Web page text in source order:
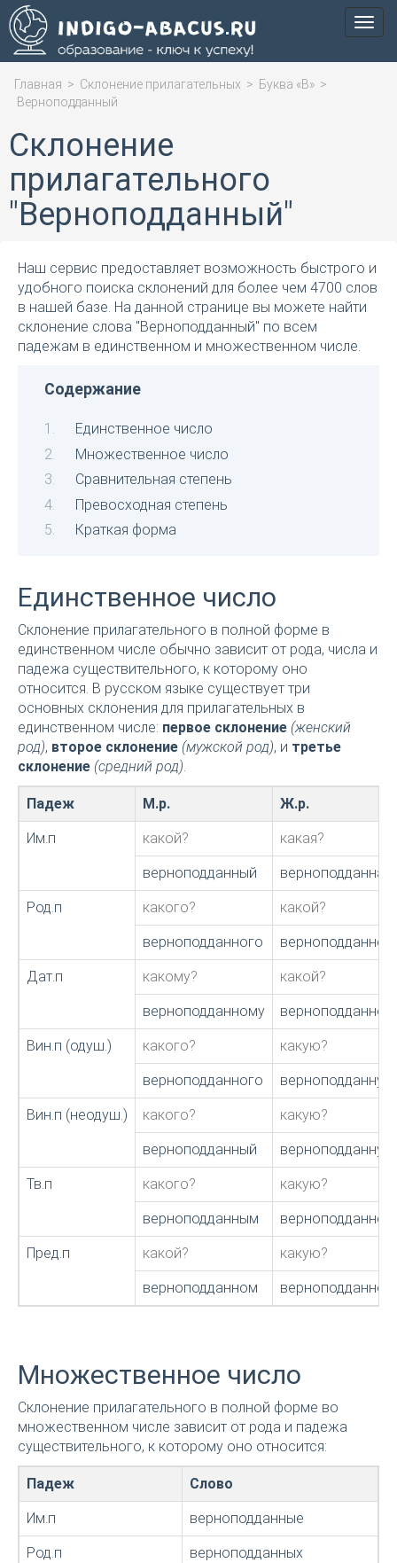
Меню
Главная > Склонение прилагательных > Буква «В» >
Верноподданный
Склонение
прилагательного
"Верноподданный"
Наш сервис предоставляет возможность быстрого и
удобного поиска склонений для более чем 4700 слов
в нашей базе. На данной странице вы можете найти
склонение слова "Верноподданный" по всем
падежам в единственном и множественном числе.
Содержание
Единственное число
Множественное число
Сравнительная степень
Превосходная степень
Краткая форма
Единственное число
Склонение прилагательного в полной форме в
единственном числе обычно зависит от рода, числа и
падежа существительного, к которому оно
относится. В русском языке существует три
основных склонения для прилагательных в
единственном числе: первое склонение (женский
род), второе склонение (мужской род), и третье
склонение (средний род).
Падеж М.р. Ж.р.
Им.п какой? какая?
верноподданный верноподданная
Род.п какого? какой?
верноподданного верноподданной
Дат.п какому? какой?
верноподданному верноподданной
Вин.п (одуш.) какого? какую?
верноподданного верноподданную
Вин.п (неодуш.) какого? какую?
верноподданный верноподданную
Тв.п какого? какую?
верноподданным
Пред.п какой? какую?
верноподданном верноподданной
Множественное число
Склонение прилагательного в полной форме во
множественном числе зависит от рода и падежа
существительного, к которому оно относится:
Падеж Слово
Им.п верноподданные
Род.п верноподданных